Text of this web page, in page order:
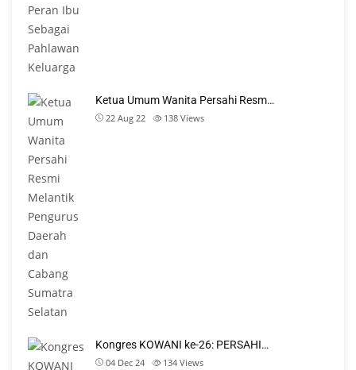
Ketua Umum Wanita Persahi Resm…
22 Aug 22 138 Views
Kongres KOWANI ke-26: PERSAHI…
04 Dec 24 134 Views